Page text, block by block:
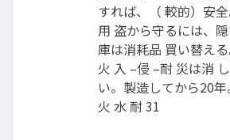
すれば、（ 較的）安
用 盗から守るには、隠
庫は消耗品 買い替え
火 入 –侵 –耐 災は消
い。製造してから20
火 水 耐 31